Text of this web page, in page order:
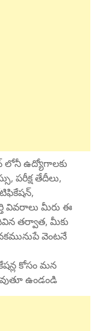
లోనీ ఉద్యోగాలకు
పరీక్ష తేదీలు,
వివరాలు మీరు ఈ
తర్వాత, మీకు
వెంటనే
కోసం మన
ఉండండి